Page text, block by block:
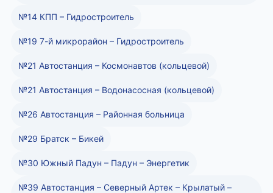
№14 КПП – Гидростроитель
№19 7-й микрорайон – Гидростроитель
№21 Автостанция – Космонавтов (кольцевой)
№21 Автостанция – Водонасосная (кольцевой)
№26 Автостанция – Районная больница
№29 Братск – Бикей
№30 Южный Падун – Падун – Энергетик
№39 Автостанция – Северный Артек – Крылатый –